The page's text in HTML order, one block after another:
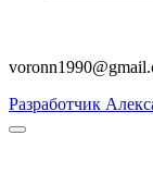
Разработчик